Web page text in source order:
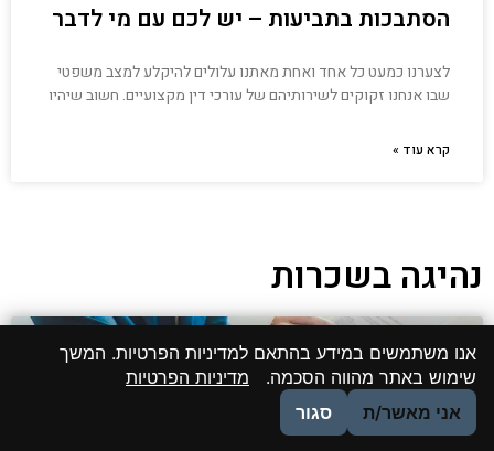
הסתבכות בתביעות – יש לכם עם מי לדבר
לצערנו כמעט כל אחד ואחת מאתנו עלולים להיקלע למצב משפטי
שבו אנחנו זקוקים לשירותיהם של עורכי דין מקצועיים. חשוב שיהיו
קרא עוד »
נהיגה בשכרות
אנו משתמשים במידע בהתאם למדיניות הפרטיות. המשך
שימוש באתר מהווה הסכמה. מדיניות הפרטיות
אני מאשר/ת
סגור